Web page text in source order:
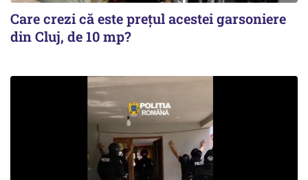
Care crezi că este prețul acestei garsoniere
din Cluj, de 10 mp?